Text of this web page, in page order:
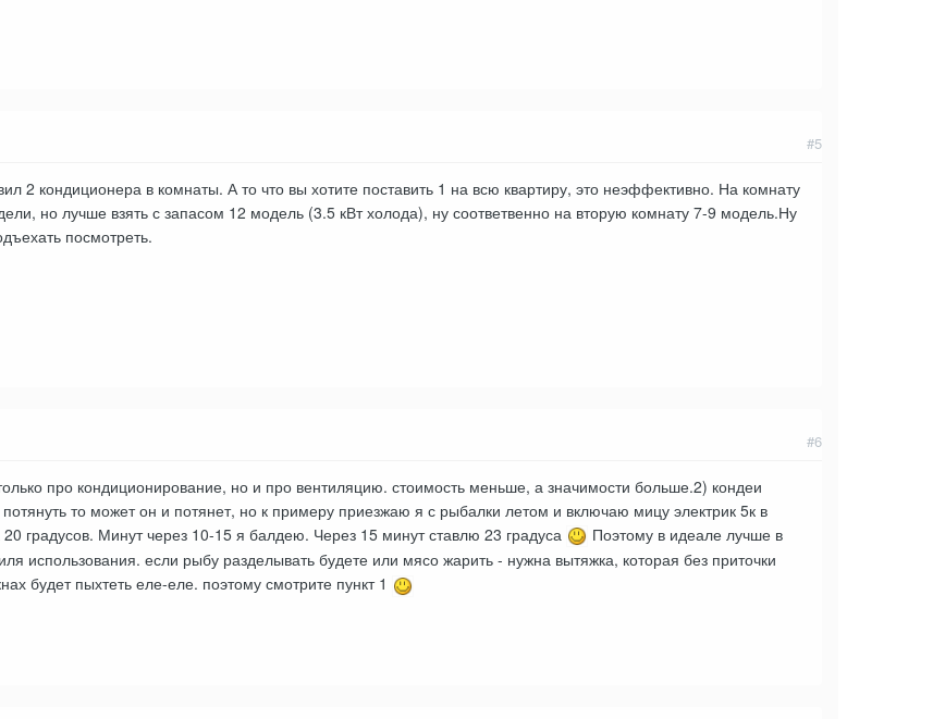
#5
2 кондиционера в комнаты. А то что вы хотите поставить 1 на всю квартиру, это неэффективно. На комнату
но лучше взять с запасом 12 модель (3.5 кВт холода), ну соответвенно на вторую комнату 7-9 модель.Ну
посмотреть.
#6
про кондиционирование, но и про вентиляцию. стоимость меньше, а значимости больше.2) кондеи
потянуть то может он и потянет, но к примеру приезжаю я с рыбалки летом и включаю мицу электрик 5к в
градусов. Минут через 10-15 я балдею. Через 15 минут ставлю 23 градуса
Поэтому в идеале лучше в
использования. если рыбу разделывать будете или мясо жарить - нужна вытяжка, которая без приточки
будет пыхтеть еле-еле. поэтому смотрите пункт 1